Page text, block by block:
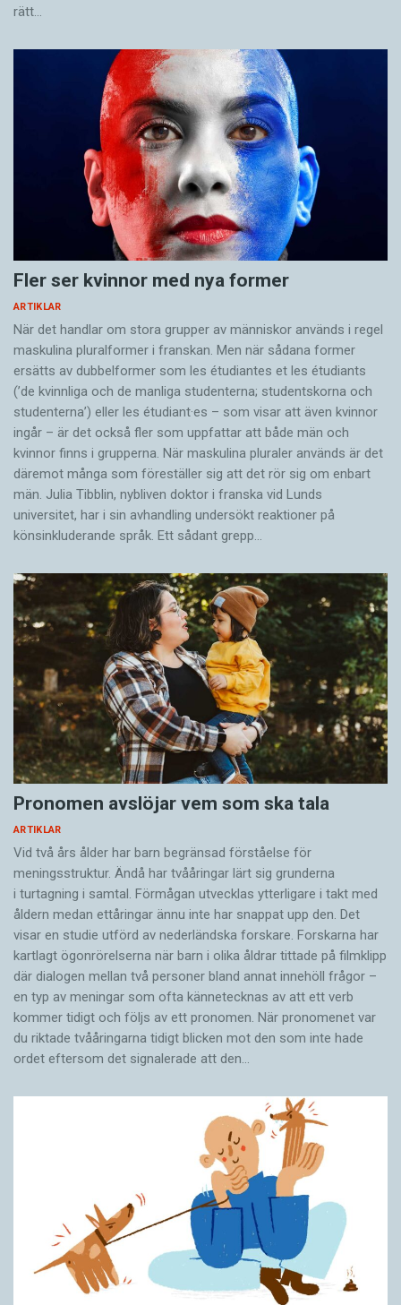
rätt…
Fler ser kvinnor med nya former
ARTIKLAR
När det handlar om stora grupper av människor används i regel
maskulina pluralformer i franskan. Men när sådana ­former
ersätts av dubbel­former som les étudiantes et les étudiants
(’de kvinnliga och de manliga studenterna; studentskorna och
studenterna’) eller les étudiant·es – som visar att även kvinnor
ingår – är det också fler som uppfattar att både män och
kvinnor finns i grupperna. När maskulina pluraler används är det
där­emot många som föreställer sig att det rör sig om enbart
män. Julia Tibblin, nybliven doktor i franska vid Lunds
universitet, har i sin avhandling undersökt reaktioner på
könsinkluderande språk. Ett sådant grepp…
Pronomen avslöjar vem som ska tala
ARTIKLAR
Vid två års ålder har barn begränsad förståelse för
meningsstruktur. Ändå har tvååringar lärt sig grunderna
i turtagning i samtal. Förmågan utvecklas ytterligare i takt med
åldern medan ettåringar ännu inte har snappat upp den. Det
visar en studie utförd av nederländska forskare. Forskarna har
kartlagt ögonrörelserna när barn i olika åldrar tittade på filmklipp
där dialogen mellan två personer bland annat innehöll frågor –
en typ av meningar som ofta kännetecknas av att ett verb
kommer tidigt och följs av ett pronomen. När pronomenet var
du riktade tvååringarna tidigt blicken mot den som inte hade
ordet eftersom det ­signalerade att den…